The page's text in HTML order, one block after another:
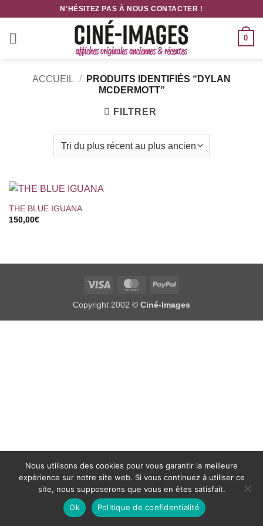
contenu
N'HÉSITEZ PAS À NOUS CONTACTER !
0
ACCUEIL /
PRODUITS IDENTIFIÉS “DYLAN
MCDERMOTT”
FILTRER
THE BLUE IGUANA
150,00€
Visa MasterCardPayPal
Copyright 2002 © Ciné-Images
Nous utilisons des cookies pour vous garantir la meilleure
expérience sur notre site web. Si vous continuez à utiliser ce
site, nous supposerons que vous en êtes satisfait.
Ok
Politique de confidentialité